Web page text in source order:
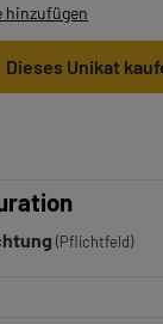
hinzufügen
Dieses Unikat
(Pflichtfeld)